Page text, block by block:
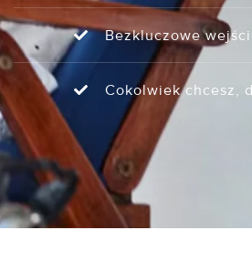
Bezkluczowe
Cokolwiek chcesz,